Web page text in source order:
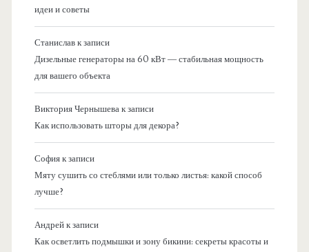
идеи и советы
Станиславк записи
Дизельные генераторы на 60 кВт — стабильная мощность
для вашего объекта
Виктория Чернышевак записи
Как использовать шторы для декора?
Софияк записи
Мяту сушить со стеблями или только листья: какой способ
лучше?
Андрейк записи
Как осветлить подмышки и зону бикини: секреты красоты и